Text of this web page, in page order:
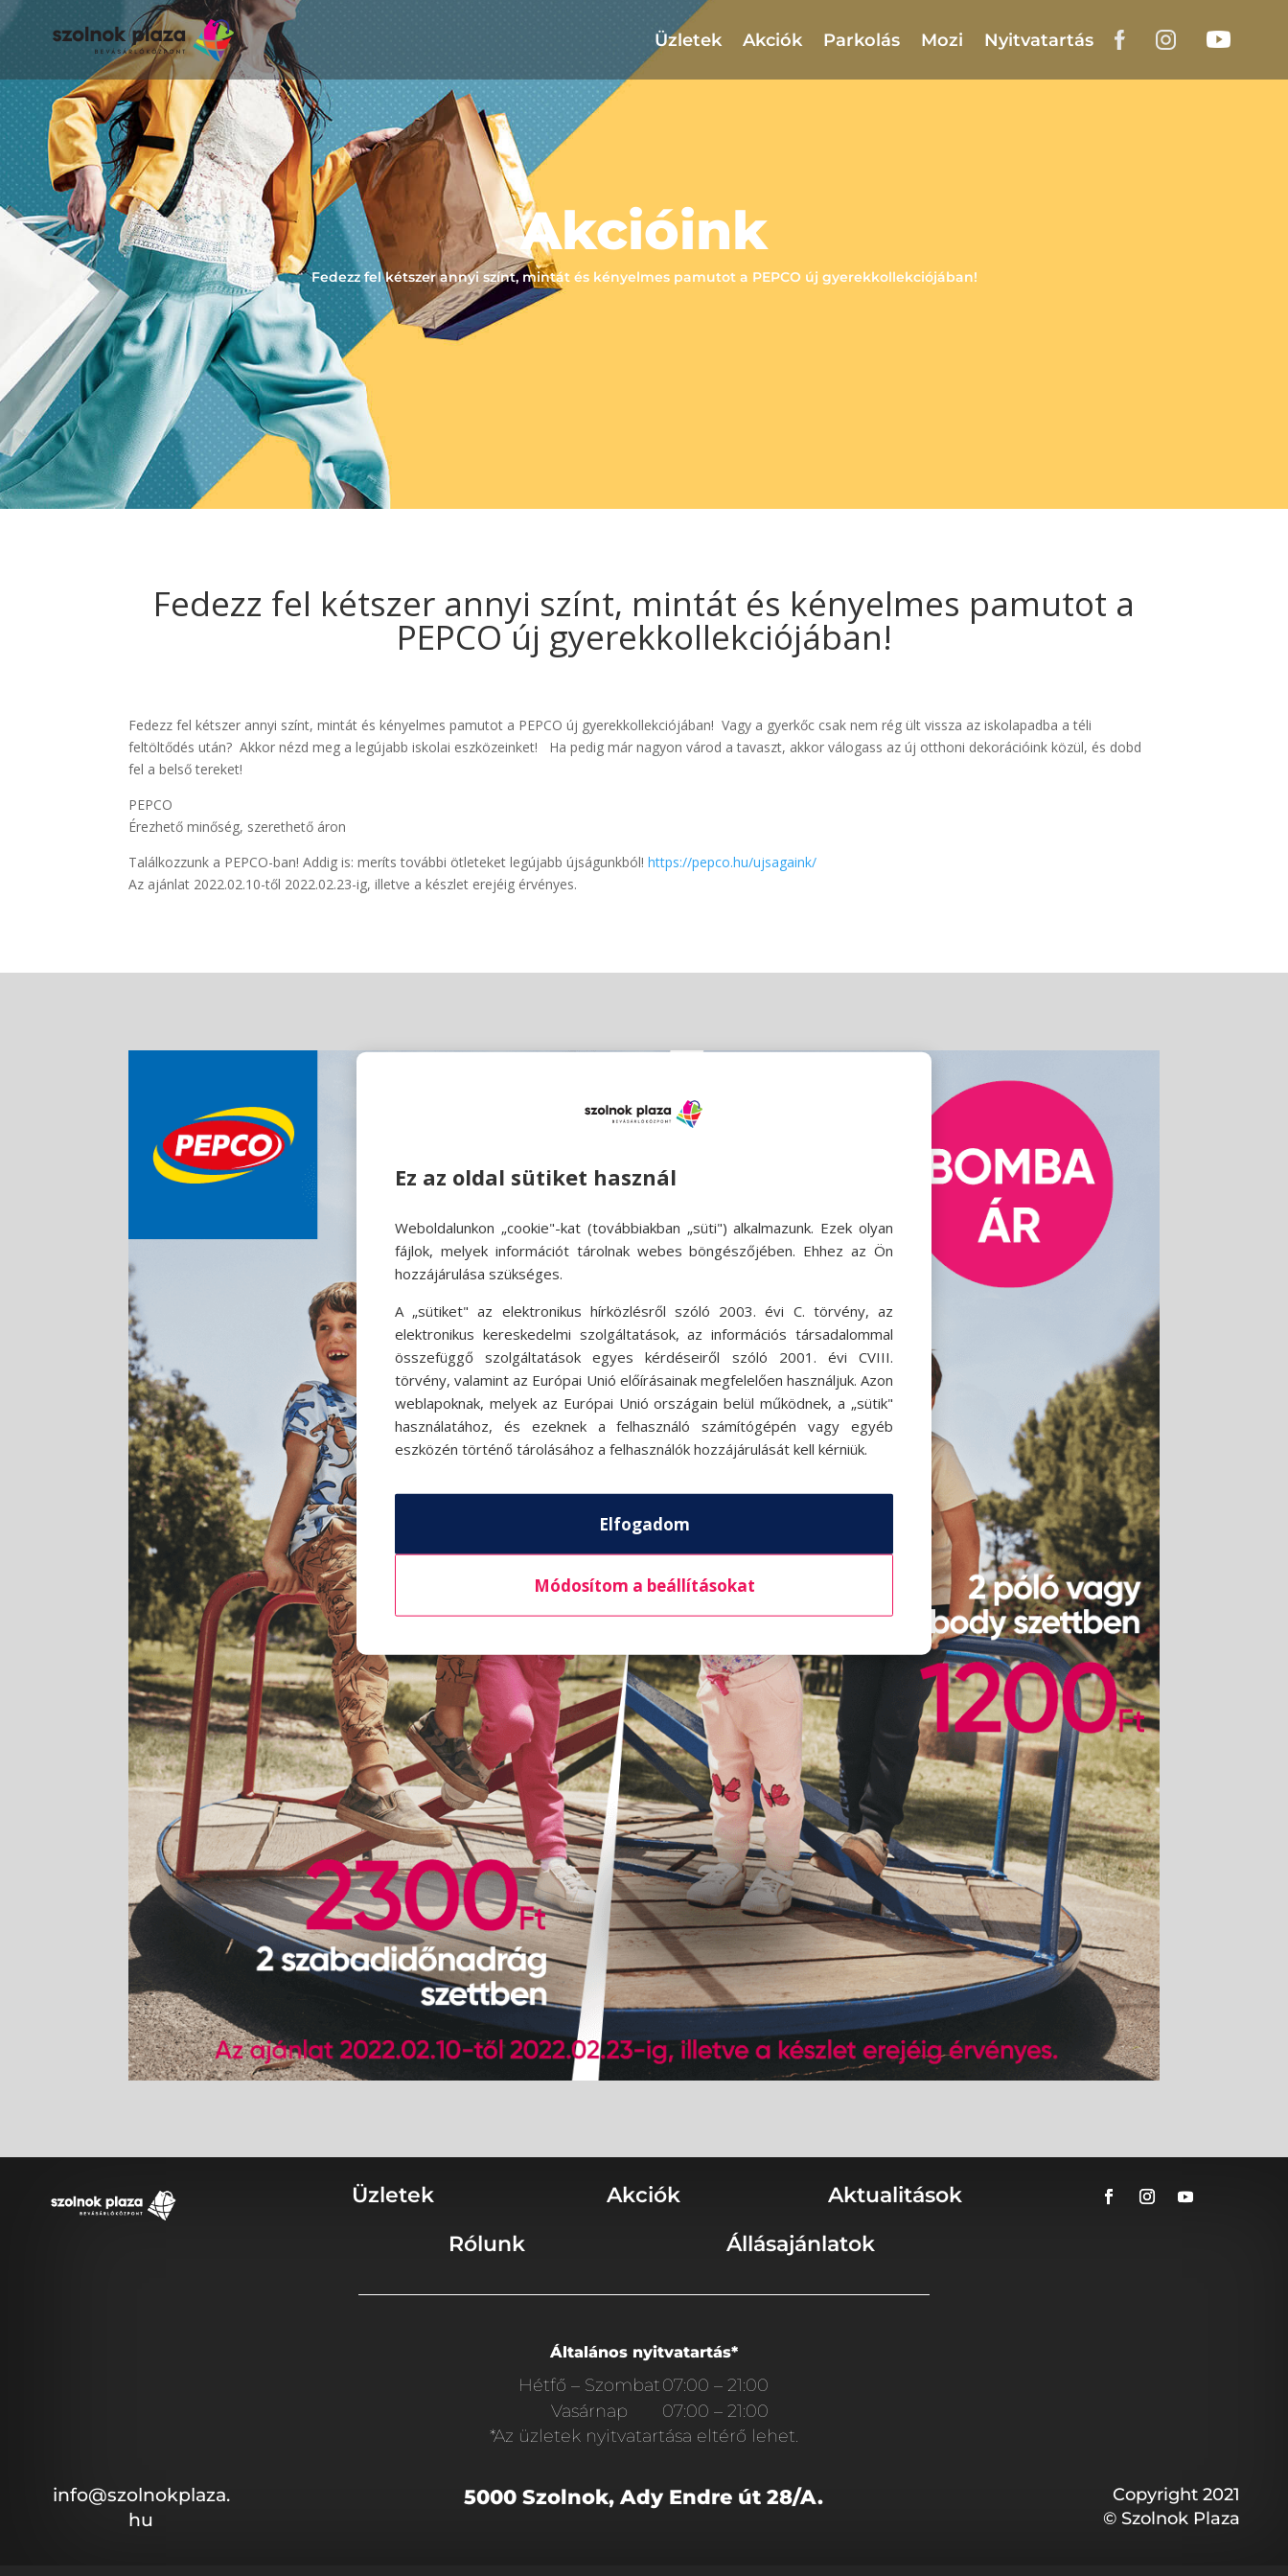
Üzletek Akciók Parkolás Mozi Nyitvatartás
Akcióink
Fedezz fel kétszer annyi színt, mintát és kényelmes pamutot a PEPCO új gyerekkollekciójában!
Fedezz fel kétszer annyi színt, mintát és kényelmes pamutot a
PEPCO új gyerekkollekciójában!
Fedezz fel kétszer annyi színt, mintát és kényelmes pamutot a PEPCO új gyerekkollekciójában! Vagy a gyerkőc csak nem rég ült vissza az iskolapadba a téli
feltöltődés után? Akkor nézd meg a legújabb iskolai eszközeinket! Ha pedig már nagyon várod a tavaszt, akkor válogass az új otthoni dekorációink közül, és dobd
fel a belső tereket!
PEPCO
Érezhető minőség, szerethető áron
Találkozzunk a PEPCO-ban! Addig is: meríts további ötleteket legújabb újságunkból!https://pepco.hu/ujsagaink/
Az ajánlat 2022.02.10-től 2022.02.23-ig, illetve a készlet erejéig érvényes.
Üzletek Akciók
Aktualitások
Rólunk
Állásajánlatok
Általános nyitvatartás*
Hétfő – Szombat07:00 – 21:00
Vasárnap
07:00 – 21:00
*Az üzletek nyitvatartása eltérő lehet.
info@szolnokplaza.
hu
5000 Szolnok, Ady Endre út 28/A.
Copyright 2021
© Szolnok Plaza
Ez az oldal sütiket használ
Weboldalunkon „cookie"-kat (továbbiakban „süti") alkalmazunk. Ezek olyan
fájlok, melyek információt tárolnak webes böngészőjében. Ehhez az Ön
hozzájárulása szükséges.
A „sütiket" az elektronikus hírközlésről szóló 2003. évi C. törvény, az
elektronikus kereskedelmi szolgáltatások, az információs társadalommal
összefüggő szolgáltatások egyes kérdéseiről szóló 2001. évi CVIII.
törvény, valamint az Európai Unió előírásainak megfelelően használjuk. Azon
weblapoknak, melyek az Európai Unió országain belül működnek, a „sütik"
használatához, és ezeknek a felhasználó számítógépén vagy egyéb
eszközén történő tárolásához a felhasználók hozzájárulását kell kérniük.
Elfogadom
Módosítom a beállításokat